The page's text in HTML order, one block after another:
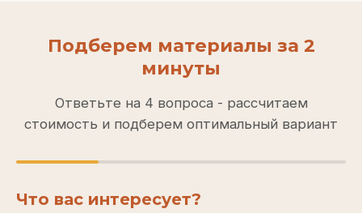
Подберем материалы за 2
минуты
Ответьте на 4 вопроса - рассчитаем
стоимость и подберем оптимальный вариант
Что вас интересует?